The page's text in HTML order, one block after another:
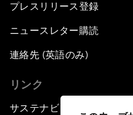
プレスリリース登録
ニュースレター購読
連絡先 (英語のみ)
リンク
サステナビリティへの取り